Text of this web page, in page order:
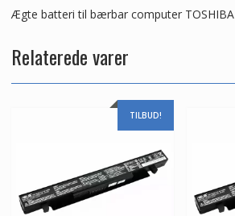
Ægte batteri til bærbar computer TOSHIBA
Relaterede varer
TILBUD!